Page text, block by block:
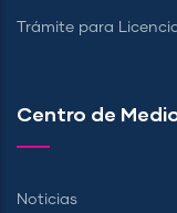
Trámite para
Centro de
Noticias